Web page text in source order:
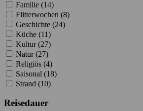
Familie (14)
Flitterwochen (8)
Geschichte (24)
Küche (11)
Kultur (27)
Natur (27)
Religiös (4)
Saisonal (18)
Strand (10)
Reisedauer